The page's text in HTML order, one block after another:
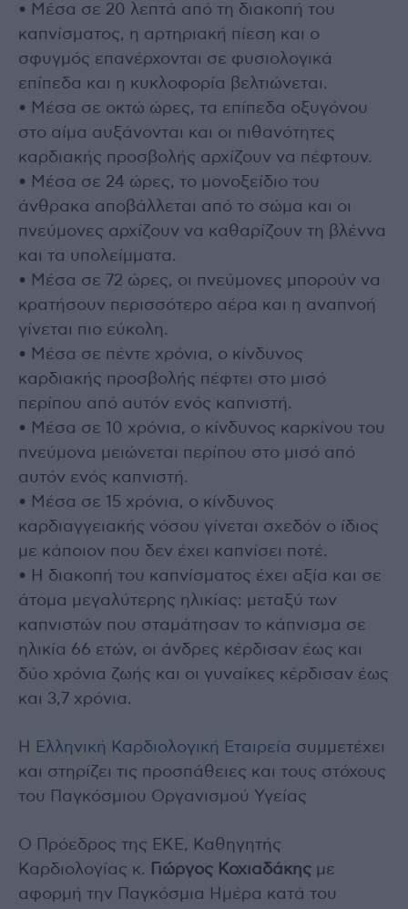
• Μέσα σε 20 λεπτά από τη διακοπή του
καπνίσματος, η αρτηριακή πίεση και ο
σφυγμός επανέρχονται σε φυσιολογικά
επίπεδα και η κυκλοφορία βελτιώνεται.
• Μέσα σε οκτώ ώρες, τα επίπεδα οξυγόνου
στο αίμα αυξάνονται και οι πιθανότητες
καρδιακής προσβολής αρχίζουν να πέφτουν.
• Μέσα σε 24 ώρες, το μονοξείδιο του
άνθρακα αποβάλλεται από το σώμα και οι
πνεύμονες αρχίζουν να καθαρίζουν τη βλέννα
και τα υπολείμματα.
• Μέσα σε 72 ώρες, οι πνεύμονες μπορούν να
κρατήσουν περισσότερο αέρα και η αναπνοή
γίνεται πιο εύκολη.
• Μέσα σε πέντε χρόνια, ο κίνδυνος
καρδιακής προσβολής πέφτει στο μισό
περίπου από αυτόν ενός καπνιστή.
• Μέσα σε 10 χρόνια, ο κίνδυνος καρκίνου του
πνεύμονα μειώνεται περίπου στο μισό από
αυτόν ενός καπνιστή.
• Μέσα σε 15 χρόνια, ο κίνδυνος
καρδιαγγειακής νόσου γίνεται σχεδόν ο ίδιος
με κάποιον που δεν έχει καπνίσει ποτέ.
• Η διακοπή του καπνίσματος έχει αξία και σε
άτομα μεγαλύτερης ηλικίας: μεταξύ των
καπνιστών που σταμάτησαν το κάπνισμα σε
ηλικία 66 ετών, οι άνδρες κέρδισαν έως και
δύο χρόνια ζωής και οι γυναίκες κέρδισαν έως
και 3,7 χρόνια.
Η Ελληνική Καρδιολογική Εταιρεία συμμετέχει
και στηρίζει τις προσπάθειες και τους στόχους
του Παγκόσμιου Οργανισμού Υγείας
Ο Πρόεδρος της ΕΚΕ, Καθηγητής
Καρδιολογίας κ.
Γιώργος Κοχιαδάκης με
αφορμή την Παγκόσμια Ημέρα κατά του